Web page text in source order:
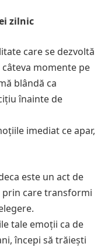
zilnic
care se dezvoltă
momente pe
blândă ca
înainte de
imediat ce apar,
este un act de
prin care transformi
tale emoții ca de
începi să trăiești